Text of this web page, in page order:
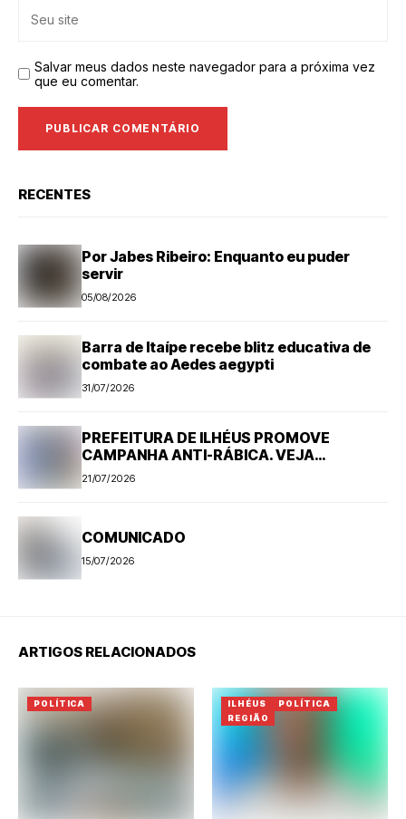
Salvar meus dados neste navegador para a próxima vez
que eu comentar.
RECENTES
Por Jabes Ribeiro: Enquanto eu puder
servir
05/08/2026
Barra de Itaípe recebe blitz educativa de
combate ao Aedes aegypti
31/07/2026
PREFEITURA DE ILHÉUS PROMOVE
CAMPANHA ANTI-RÁBICA. VEJA
PROGRAMAÇÃO
21/07/2026
COMUNICADO
15/07/2026
ARTIGOS RELACIONADOS
POLÍTICA ILHÉUS
POLÍTICA
REGIÃO